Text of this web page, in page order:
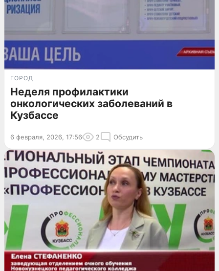
ГОРОД
Неделя профилактики
онкологических заболеваний в
Кузбассе
6 февраля, 2026, 17:56 2 Обсудить